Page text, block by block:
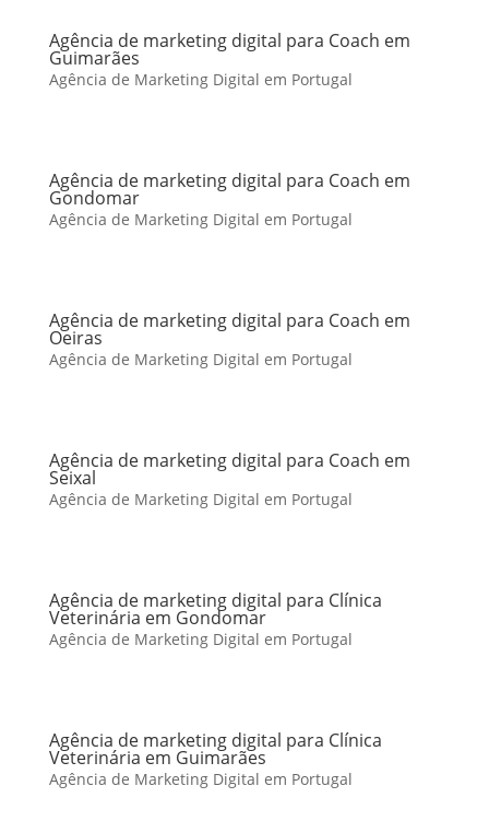
Agência de marketing digital para Coach em
Guimarães
Agência de Marketing Digital em Portugal
Agência de marketing digital para Coach em
Gondomar
Agência de Marketing Digital em Portugal
Agência de marketing digital para Coach em
Oeiras
Agência de Marketing Digital em Portugal
Agência de marketing digital para Coach em
Seixal
Agência de Marketing Digital em Portugal
Agência de marketing digital para Clínica
Veterinária em Gondomar
Agência de Marketing Digital em Portugal
Agência de marketing digital para Clínica
Veterinária em Guimarães
Agência de Marketing Digital em Portugal